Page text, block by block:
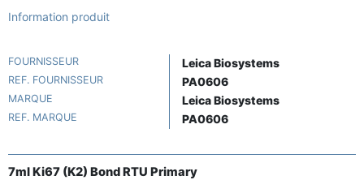
Information produit
FOURNISSEUR Leica Biosystems
REF. FOURNISSEUR PA0606
MARQUE Leica Biosystems
REF. MARQUE PA0606
7ml Ki67 (K2) Bond RTU Primary